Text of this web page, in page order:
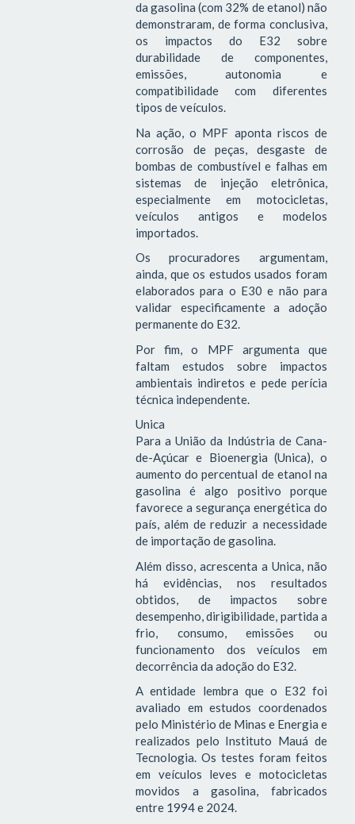
da gasolina (com 32% de etanol) não
demonstraram, de forma conclusiva,
os impactos do E32 sobre
durabilidade de componentes,
emissões, autonomia e
compatibilidade com diferentes
tipos de veículos.
Na ação, o MPF aponta riscos de
corrosão de peças, desgaste de
bombas de combustível e falhas em
sistemas de injeção eletrônica,
especialmente em motocicletas,
veículos antigos e modelos
importados.
Os procuradores argumentam,
ainda, que os estudos usados foram
elaborados para o E30 e não para
validar especificamente a adoção
permanente do E32.
Por fim, o MPF argumenta que
faltam estudos sobre impactos
ambientais indiretos e pede perícia
técnica independente.
Unica
Para a União da Indústria de Cana-
de-Açúcar e Bioenergia (Unica), o
aumento do percentual de etanol na
gasolina é algo positivo porque
favorece a segurança energética do
país, além de reduzir a necessidade
de importação de gasolina.
Além disso, acrescenta a Unica, não
há evidências, nos resultados
obtidos, de impactos sobre
desempenho, dirigibilidade, partida a
frio, consumo, emissões ou
funcionamento dos veículos em
decorrência da adoção do E32.
A entidade lembra que o E32 foi
avaliado em estudos coordenados
pelo Ministério de Minas e Energia e
realizados pelo Instituto Mauá de
Tecnologia. Os testes foram feitos
em veículos leves e motocicletas
movidos a gasolina, fabricados
entre 1994 e 2024.